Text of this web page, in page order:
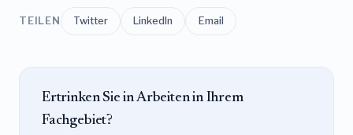
TEILEN Twitter LinkedIn Email
Ertrinken Sie in Arbeiten in Ihrem
Fachgebiet?